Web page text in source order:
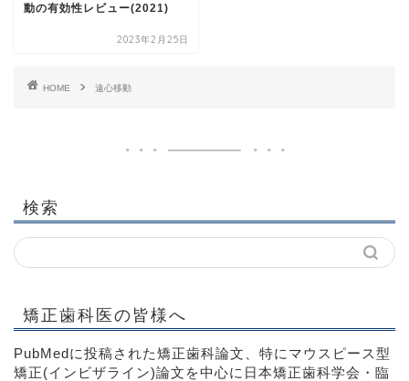
動の有効性レビュー(2021)
2023年2月25日
HOME 遠心移動
検索
矯正歯科医の皆様へ
PubMedに投稿された矯正歯科論文、特にマウスピース型
矯正(インビザライン)論文を中心に日本矯正歯科学会・臨